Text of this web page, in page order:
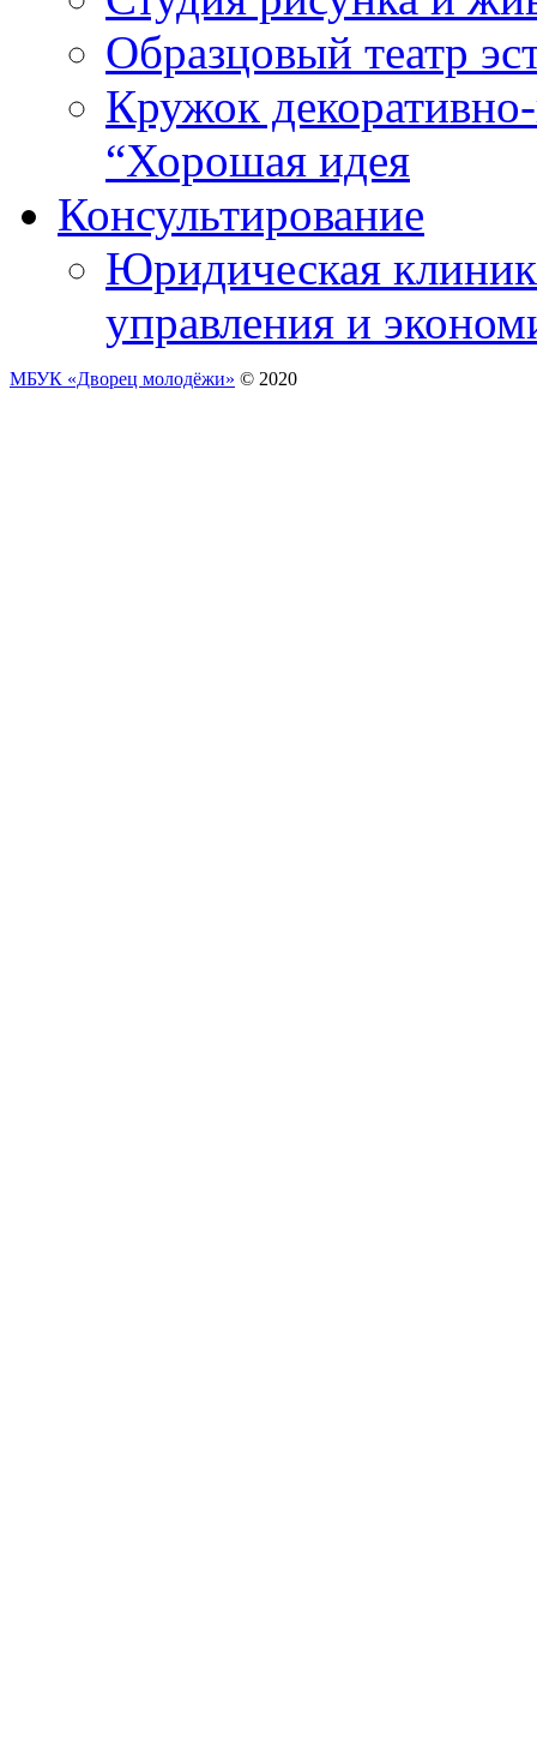
Образцовый театр
Кружок
“Хорошая идея
Консультирование
Юридическая
управления и
МБУК «Дворец молодёжи» © 2020